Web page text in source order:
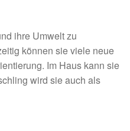
ihre Umwelt zu
können sie viele neue
Im Haus kann sie
wird sie auch als